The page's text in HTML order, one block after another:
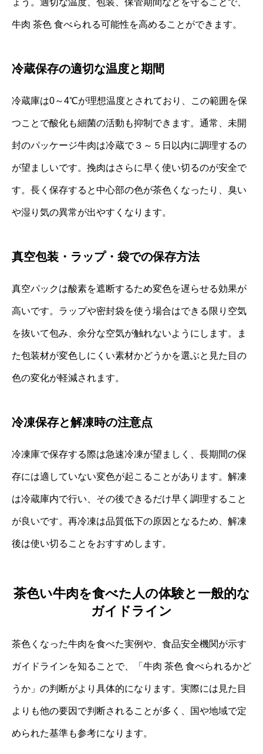
ょう。適切な温度、包装、保管期間などを守ることで、
牛肉 茶色 食べられる可能性を高めることができます。
冷蔵保存の適切な温度と期間
冷蔵庫は0～4℃が理想温度とされており、この範囲を保
つことで酸化も細菌の活動も抑制できます。通常、未開
封のパッケージ牛肉は冷蔵で３～５日以内に調理するの
が望ましいです。挽肉はさらに早く使い切るのが安全で
す。長く保存すると中心部の色が茶色くなったり、臭い
や湿り気の異常が出やすくなります。
真空包装・ラップ・袋での保存方法
真空パックは酸素を遮断するため変色を遅らせる効果が
高いです。ラップや密封袋を使う場合はできる限り空気
を抜いて包み、余分な空気が触れないようにします。ま
た包装材が変色しにくい素材かどうかを選ぶと見た目の
色の変化が軽減されます。
冷凍保存と解凍時の注意点
冷凍庫で保存する際は急速冷凍が望ましく、長期間の保
存には適していない変色が起こることがあります。解凍
は冷蔵庫内で行い、その後できるだけ早く調理すること
が良いです。再冷凍は品質低下の原因となるため、解凍
後は使い切ることをおすすめします。
茶色い牛肉を食べた人の体験と一般的な
ガイドライン
茶色くなった牛肉を食べた実例や、食品安全機関が示す
ガイドラインを知ることで、「牛肉 茶色 食べられるかど
うか」の判断がより具体的になります。実際には見た目
よりも他の要因で判断されることが多く、国や地域で定
められた基準も参考になります。